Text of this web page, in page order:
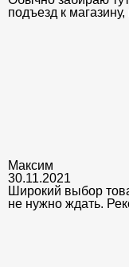
подъезд к
Максим
30.11.2021
Широкий выбор
не нужно ждать.